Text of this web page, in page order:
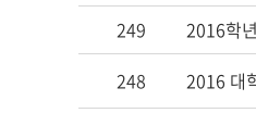
249
2016학
248
2016 대